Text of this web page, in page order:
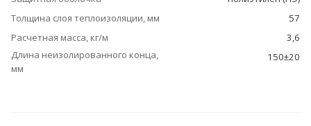
Толщина слоя теплоизоляции, мм
57
Расчетная масса, кг/м
3,6
Длина неизолированного конца,
мм
150±20